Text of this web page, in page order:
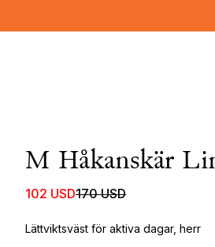
M Håkanskär
102 USD170 USD
Lättviktsväst för aktiva dagar, herr